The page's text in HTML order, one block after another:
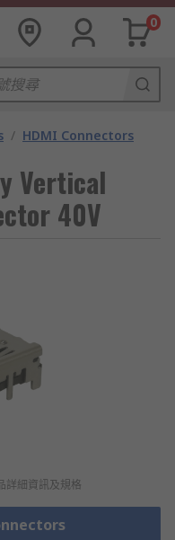
0
/ HDMI Connectors
Vertical
40V
詳細資訊及規格